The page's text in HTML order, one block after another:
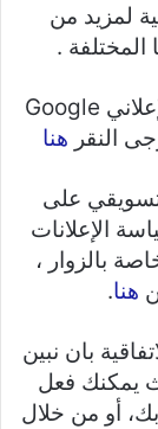
لمزيد من
.
لمراجعة سياسة الخصوصية للبرنامج الإعلاني Google
النقر هنا
على
الإعلانات
بالزوار ،
هنا.
بان نبين
يمكنك فعل
أو من خلال